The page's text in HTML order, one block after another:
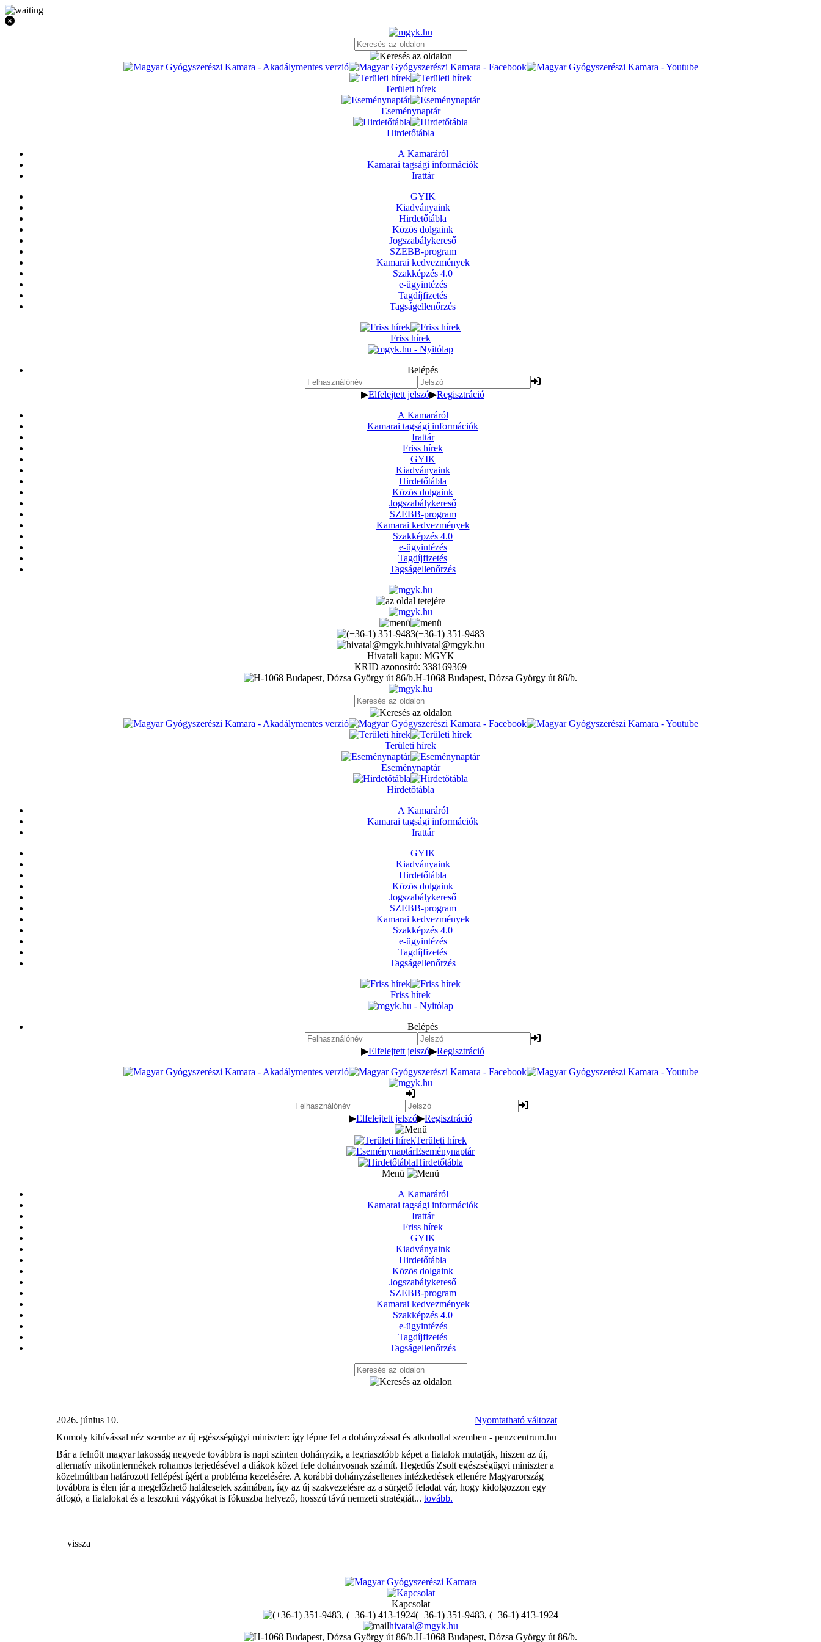
Területi hírek
Eseménynaptár
Hirdetőtábla
A Kamaráról
Kamarai tagsági információk
Irattár
GYIK
Kiadványaink
Hirdetőtábla
Közös dolgaink
Jogszabálykereső
SZEBB-program
Kamarai kedvezmények
Szakképzés 4.0
e-ügyintézés
Tagdíjfizetés
Tagságellenőrzés
Friss hírek
Belépés
▶Elfelejtett jelszó▶Regisztráció
A Kamaráról
Kamarai tagsági információk
Irattár
Friss hírek
GYIK
Kiadványaink
Hirdetőtábla
Közös dolgaink
Jogszabálykereső
SZEBB-program
Kamarai kedvezmények
Szakképzés 4.0
e-ügyintézés
Tagdíjfizetés
Tagságellenőrzés
(+36-1) 351-9483
hivatal@mgyk.hu
Hivatali kapu: MGYK
KRID azonosító: 338169369
H-1068 Budapest, Dózsa György út 86/b.
Területi hírek
Eseménynaptár
Hirdetőtábla
A Kamaráról
Kamarai tagsági információk
Irattár
GYIK
Kiadványaink
Hirdetőtábla
Közös dolgaink
Jogszabálykereső
SZEBB-program
Kamarai kedvezmények
Szakképzés 4.0
e-ügyintézés
Tagdíjfizetés
Tagságellenőrzés
Friss hírek
Belépés
▶Elfelejtett jelszó▶Regisztráció
▶Elfelejtett jelszó▶Regisztráció
Területi hírek
Eseménynaptár
Hirdetőtábla
Menü
A Kamaráról
Kamarai tagsági információk
Irattár
Friss hírek
GYIK
Kiadványaink
Hirdetőtábla
Közös dolgaink
Jogszabálykereső
SZEBB-program
Kamarai kedvezmények
Szakképzés 4.0
e-ügyintézés
Tagdíjfizetés
Tagságellenőrzés
Nyomtatható változat
2026. június 10.
Komoly kihívással néz szembe az új egészségügyi miniszter: így lépne fel a dohányzással és alkohollal szemben - penzcentrum.hu
Bár a felnőtt magyar lakosság negyede továbbra is napi szinten dohányzik, a legriasztóbb képet a fiatalok mutatják, hiszen az új,
alternatív nikotintermékek rohamos terjedésével a diákok közel fele dohányosnak számít. Hegedűs Zsolt egészségügyi miniszter a
közelmúltban határozott fellépést ígért a probléma kezelésére. A korábbi dohányzásellenes intézkedések ellenére Magyarország
továbbra is élen jár a megelőzhető halálesetek számában, így az új szakvezetésre az a sürgető feladat vár, hogy kidolgozzon egy
átfogó, a fiatalokat és a leszokni vágyókat is fókuszba helyező, hosszú távú nemzeti stratégiát... tovább.
vissza
Kapcsolat
(+36-1) 351-9483, (+36-1) 413-1924
hivatal@mgyk.hu
H-1068 Budapest, Dózsa György út 86/b.